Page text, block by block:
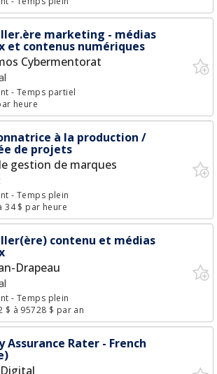
marketing - médias
et contenus numériques
Cybermentorat
- Temps partiel
heure
à la production /
de projets
gestion de marques
- Temps plein
34 $ par heure
contenu et médias
Drapeau
- Temps plein
$ à 95728 $ par an
Assurance Rater - French